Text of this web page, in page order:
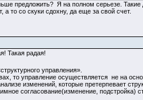
предложить? Я на полном серьезе. Такие
а то со скуки сдохну, да еще за свой счет.
Такая радая!
управления».
то управление осуществляется не на
изменений, которые претерпевает
согласование(изменение,